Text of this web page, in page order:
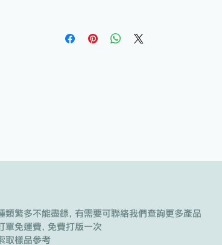
類繁多不能盡錄, 有需要可聯絡我們查詢更多產品
單免運費, 免費打版一次
取樣品參考